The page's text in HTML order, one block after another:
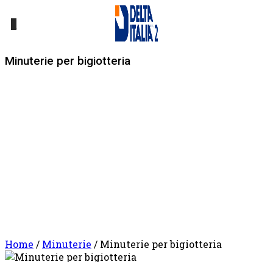
Minuterie per bigiotteria
Home / Minuterie / Minuterie per bigiotteria